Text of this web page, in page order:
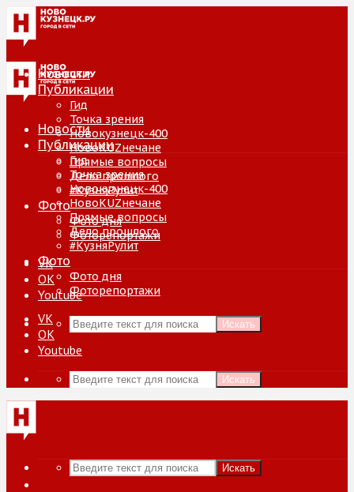
Новости
Публикации
Гид
Точка зрения
Новокузнецк-400
НовоKUZнечане
Прямые вопросы
Дело прошлого
#КузняРулит
Фото
Фото дня
Фоторепортажи
VK
ОК
Youtube
Искать
Новости
Публикации
Гид
Точка зрения
Новокузнецк-400
НовоKUZнечане
Прямые вопросы
Дело прошлого
#КузняРулит
Фото
Фото дня
Фоторепортажи
VK
ОК
Youtube
Искать
Искать